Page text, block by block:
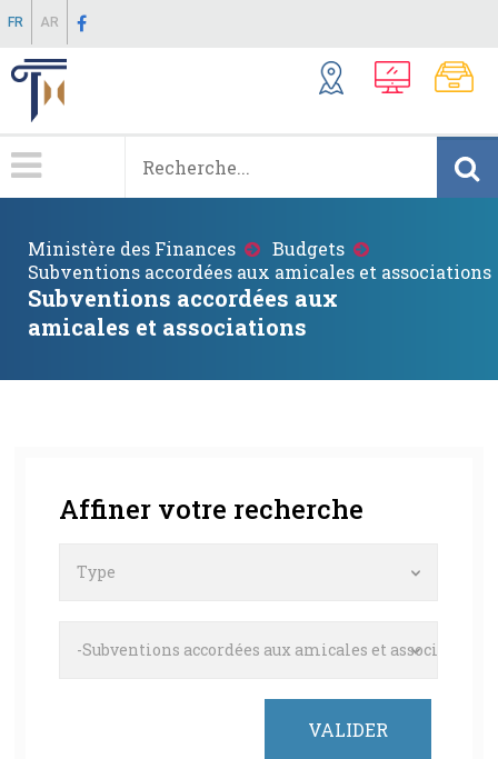
au
contenu
principal
FR AR
Principale
Fil
d'Ariane
Ministère des Finances
Budgets
Subventions accordées aux amicales et associations
Subventions accordées aux
amicales et associations
Affiner votre recherche
Type
-Subventions accordées aux amicales et associations